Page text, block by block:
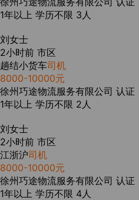
1年以上 学历不限 3人
刘女士
2小时前 市区
趟结小货车司机
8000-10000元
徐州巧途物流服务有限公司 认证
1年以上 学历不限 2人
刘女士
2小时前 市区
江浙沪司机
8000-10000元
徐州巧途物流服务有限公司 认证
1年以上 学历不限 4人